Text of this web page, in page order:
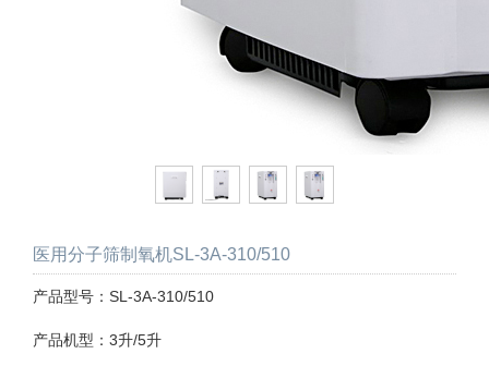
医用分子筛制氧机SL-3A-310/510
产品型号：SL-3A-310/510
产品机型：3升/5升